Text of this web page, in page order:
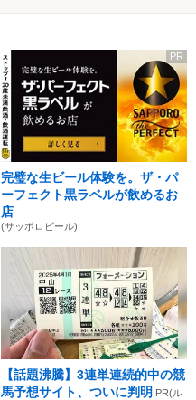
PR
完璧な生ビール体験を。ザ・パ
ーフェクト黒ラベルが飲めるお
店
(サッポロビール)
【話題沸騰】3連単連続的中の競
馬予想サイト、ついに判明 PR(ル